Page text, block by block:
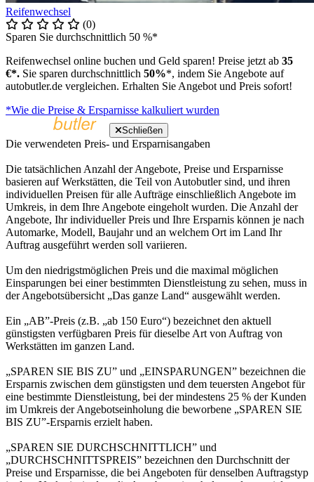
Reifenwechsel
(0)
Sparen Sie durchschnittlich 50 %*
Reifenwechsel online buchen und Geld sparen! Preise jetzt ab 35
€*. Sie sparen durchschnittlich 50%*, indem Sie Angebote auf
autobutler.de vergleichen. Erhalten Sie Angebot und Preis sofort!
*Wie die Preise & Ersparnisse kalkuliert wurden
Schließen
Die verwendeten Preis- und Ersparnisangaben
Die tatsächlichen Anzahl der Angebote, Preise und Ersparnisse
basieren auf Werkstätten, die Teil von Autobutler sind, und ihren
individuellen Preisen für alle Aufträge einschließlich Angebote im
Umkreis, in dem Ihre Angebote eingeholt wurden. Die Anzahl der
Angebote, Ihr individueller Preis und Ihre Ersparnis können je nach
Automarke, Modell, Baujahr und an welchem Ort im Land Ihr
Auftrag ausgeführt werden soll variieren.
Um den niedrigstmöglichen Preis und die maximal möglichen
Einsparungen bei einer bestimmten Dienstleistung zu sehen, muss in
der Angebotsübersicht „Das ganze Land“ ausgewählt werden.
Ein „AB”-Preis (z.B. „ab 150 Euro“) bezeichnet den aktuell
günstigsten verfügbaren Preis für dieselbe Art von Auftrag von
Werkstätten im ganzen Land.
„SPAREN SIE BIS ZU” und „EINSPARUNGEN” bezeichnen die
Ersparnis zwischen dem günstigsten und dem teuersten Angebot für
eine bestimmte Dienstleistung, bei der mindestens 25 % der Kunden
im Umkreis der Angebotseinholung die beworbene „SPAREN SIE
BIS ZU”-Ersparnis erzielt haben.
„SPAREN SIE DURCHSCHNITTLICH” und
„DURCHSCHNITTSPREIS” bezeichnen den Durchschnitt der
Preise und Ersparnisse, die bei Angeboten für denselben Auftragstyp